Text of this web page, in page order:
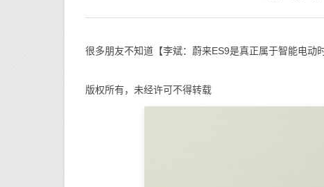
很多朋友不知道【李斌：蔚来ES9是真正属于智能电动
版权所有，未经许可不得转载